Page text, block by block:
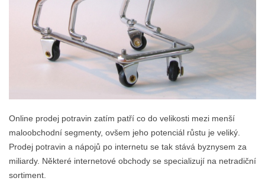
Online prodej potravin zatím patří co do velikosti mezi menší
maloobchodní segmenty, ovšem jeho potenciál růstu je veliký.
Prodej potravin a nápojů po internetu se tak stává byznysem za
miliardy. Některé internetové obchody se specializují na netradiční
sortiment.